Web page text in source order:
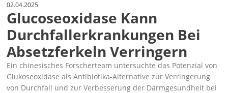
02.04.2025
Glucoseoxidase Kann
Durchfallerkrankungen Bei
Absetzferkeln Verringern
Ein chinesisches Forscherteam untersuchte das Potenzial von
Glukoseoxidase als Antibiotika-Alternative zur Verringerung
von Durchfall und zur Verbesserung der Darmgesundheit bei